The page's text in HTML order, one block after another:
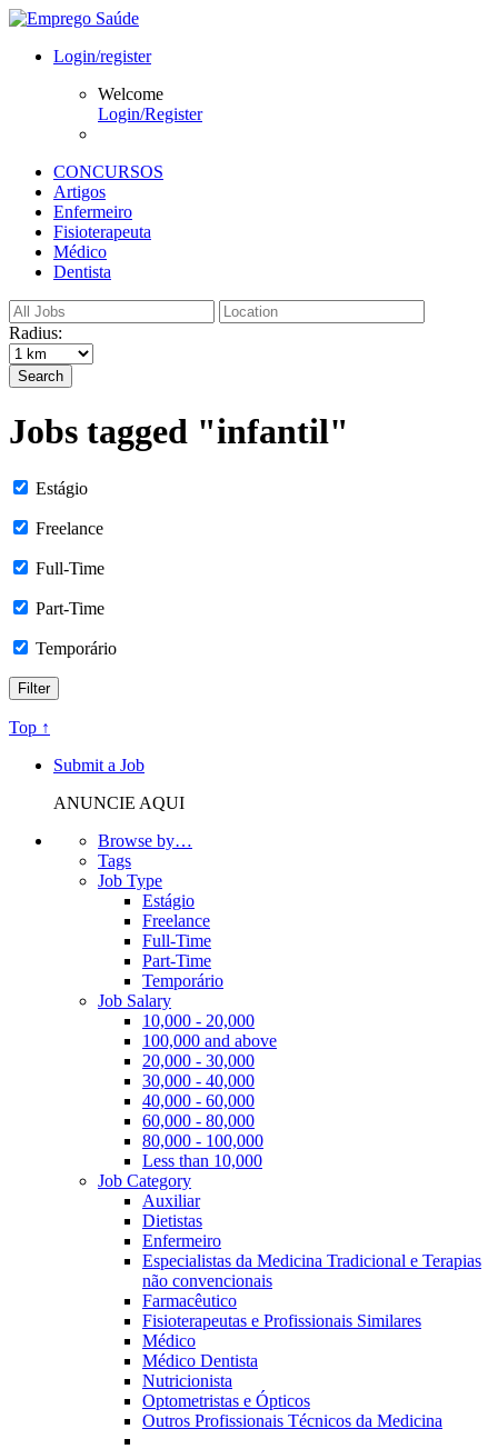
Login/register
Welcome
Login/Register
CONCURSOS
Artigos
Enfermeiro
Fisioterapeuta
Médico
Dentista
Radius:
Search
Jobs tagged "infantil"
Estágio
Freelance
Full-Time
Part-Time
Temporário
Top ↑
Submit a Job
ANUNCIE AQUI
Browse by…
Tags
Job Type
Estágio
Freelance
Full-Time
Part-Time
Temporário
Job Salary
10,000 - 20,000
100,000 and above
20,000 - 30,000
30,000 - 40,000
40,000 - 60,000
60,000 - 80,000
80,000 - 100,000
Less than 10,000
Job Category
Auxiliar
Dietistas
Enfermeiro
Especialistas da Medicina Tradicional e Terapias
não convencionais
Farmacêutico
Fisioterapeutas e Profissionais Similares
Médico
Médico Dentista
Nutricionista
Optometristas e Ópticos
Outros Profissionais Técnicos da Medicina